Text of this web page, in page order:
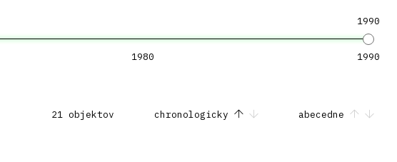
1990
1980 1990
21 objektov chronologicky abecedne